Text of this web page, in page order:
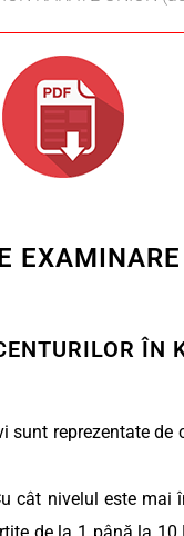
ÎN
reprezentate
cât nivelul este